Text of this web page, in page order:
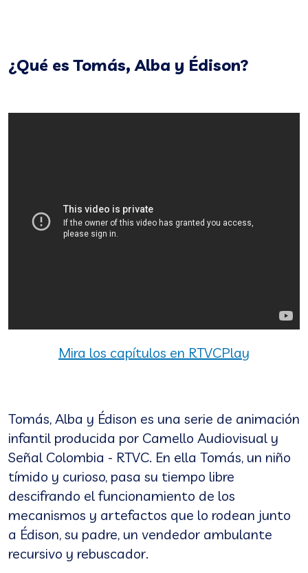
¿Qué es Tomás, Alba y Édison?
Mira los capítulos en RTVCPlay
Tomás, Alba y Édison es una serie de animación
infantil producida por Camello Audiovisual y
Señal Colombia - RTVC. En ella Tomás, un niño
tímido y curioso, pasa su tiempo libre
descifrando el funcionamiento de los
mecanismos y artefactos que lo rodean junto
a Édison, su padre, un vendedor ambulante
recursivo y rebuscador.